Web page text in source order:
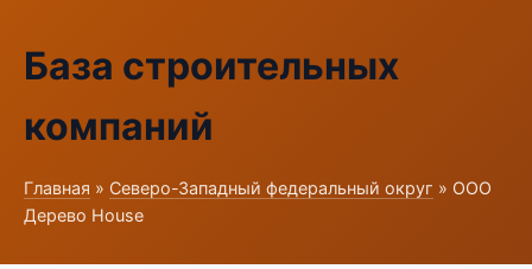
База строительных
компаний
Главная » Северо-Западный федеральный округ » ООО
Дерево House